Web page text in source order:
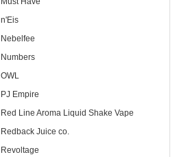
n'Eis
Nebelfee
Numbers
OWL
PJ Empire
Red Line Aroma Liquid Shake Vape
Redback Juice co.
Revoltage